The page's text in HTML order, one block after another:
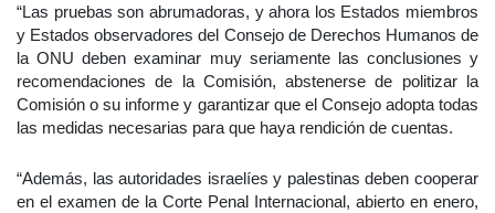
“Las pruebas son abrumadoras, y ahora los Estados miembros
y Estados observadores del Consejo de Derechos Humanos de
la ONU deben examinar muy seriamente las conclusiones y
recomendaciones de la Comisión, abstenerse de politizar la
Comisión o su informe y garantizar que el Consejo adopta todas
las medidas necesarias para que haya rendición de cuentas.
“Además, las autoridades israelíes y palestinas deben cooperar
en el examen de la Corte Penal Internacional, abierto en enero,